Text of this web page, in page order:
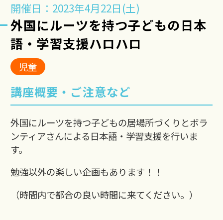
開催日：2023年4月22日(土)
外国にルーツを持つ子どもの日本
語・学習支援ハロハロ
児童
講座概要・ご注意など
外国にルーツを持つ子どもの居場所づくりとボラ
ンティアさんによる日本語・学習支援を行いま
す。
勉強以外の楽しい企画もあります！！
（時間内で都合の良い時間に来てください。）